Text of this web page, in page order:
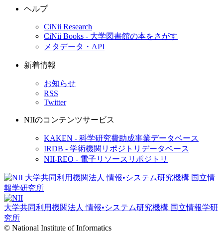
ヘルプ
CiNii Research
CiNii Books - 大学図書館の本をさがす
メタデータ・API
新着情報
お知らせ
RSS
Twitter
NIIのコンテンツサービス
KAKEN - 科学研究費助成事業データベース
IRDB - 学術機関リポジトリデータベース
NII-REO - 電子リソースリポジトリ
大学共同利用機関法人 情報•システム研究機構 国立情報学研
究所
© National Institute of Informatics